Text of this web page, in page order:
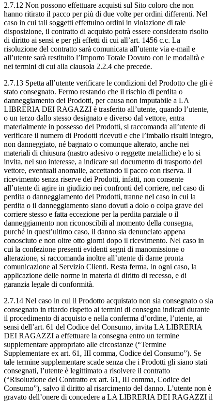
2.7.12 Non possono effettuare acquisti sul Sito coloro che non
hanno ritirato il pacco per più di due volte per ordini differenti. Nel
caso in cui tali soggetti effettuino ordini in violazione di tale
disposizione, il contratto di acquisto potrà essere considerato risolto
di diritto ai sensi e per gli effetti di cui all’art. 1456 c.c. La
risoluzione del contratto sarà comunicata all’utente via e-mail e
all’utente sarà restituito l’Importo Totale Dovuto con le modalità e
nei termini di cui alla clausola 2.2.4 che precede.
2.7.13 Spetta all’utente verificare le condizioni del Prodotto che gli è
stato consegnato. Fermo restando che il rischio di perdita o
danneggiamento dei Prodotti, per causa non imputabile a LA
LIBRERIA DEI RAGAZZI è trasferito all’utente, quando l’utente,
o un terzo dallo stesso designato e diverso dal vettore, entra
materialmente in possesso dei Prodotti, si raccomanda all’utente di
verificare il numero di Prodotti ricevuti e che l’imballo risulti integro,
non danneggiato, né bagnato o comunque alterato, anche nei
materiali di chiusura (nastro adesivo o reggette metalliche) e lo si
invita, nel suo interesse, a indicare sul documento di trasporto del
vettore, eventuali anomalie, accettando il pacco con riserva. Il
ricevimento senza riserve dei Prodotti, infatti, non consente
all’utente di agire in giudizio nei confronti del corriere, nel caso di
perdita o danneggiamento dei Prodotti, tranne nel caso in cui la
perdita o il danneggiamento siano dovuti a dolo o colpa grave del
corriere stesso e fatta eccezione per la perdita parziale o il
danneggiamento non riconoscibili al momento della consegna,
purché in quest’ultimo caso, il danno sia denunciato appena
conosciuto e non oltre otto giorni dopo il ricevimento. Nel caso in
cui la confezione presenti evidenti segni di manomissione o
alterazione, si raccomanda inoltre all’utente di darne pronta
comunicazione al Servizio Clienti. Resta ferma, in ogni caso, la
applicazione delle norme in materia di diritto di recesso, e di
garanzia legale di conformità.
2.7.14 Nel caso in cui il Prodotto acquistato non sia consegnato o sia
consegnato in ritardo rispetto ai termini di consegna indicati durante
il procedimento di acquisto e nella conferma d’ordine, l’utente, ai
sensi dell’art. 61 del Codice del Consumo, invita LA LIBRERIA
DEI RAGAZZI a effettuare la consegna entro un termine
supplementare appropriato alle circostanze (“Termine
Supplementare ex art. 61, III comma, Codice del Consumo”). Se
tale termine supplementare scade senza che i Prodotti gli siano stati
consegnati, l’utente è legittimato a risolvere il contratto
(“Risoluzione del Contratto ex art. 61, III comma, Codice del
Consumo”), salvo il diritto al risarcimento del danno. L’utente non è
gravato dell’onere di concedere a LA LIBRERIA DEI RAGAZZI il